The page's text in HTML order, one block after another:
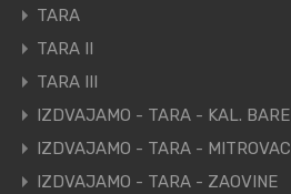
TARA
TARA II
TARA III
IZDVAJAMO - TARA - KAL. BARE
IZDVAJAMO - TARA - MITROVAC
IZDVAJAMO - TARA - ZAOVINE